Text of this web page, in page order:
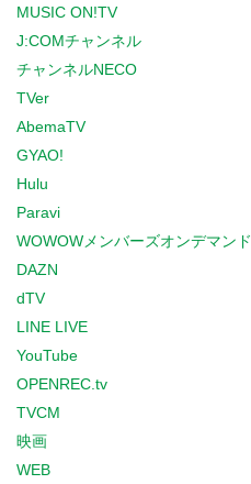
MUSIC ON!TV
J:COMチャンネル
チャンネルNECO
TVer
AbemaTV
GYAO!
Hulu
Paravi
WOWOWメンバーズオンデマンド
DAZN
dTV
LINE LIVE
YouTube
OPENREC.tv
TVCM
映画
WEB